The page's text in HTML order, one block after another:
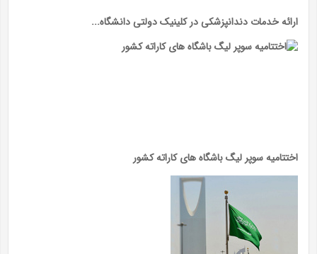
ارائه خدمات دندانپزشکی در کلینیک دولتی دانشگاه...
اختتامیه سوپر لیگ باشگاه های کاراته کشور